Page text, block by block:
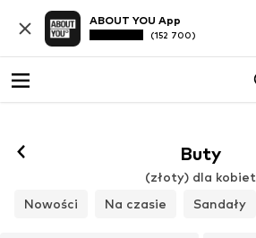
ABOUT YOU App
(152 700)
Buty
(złoty) dla kobiet
Nowości
Na czasie Sandały